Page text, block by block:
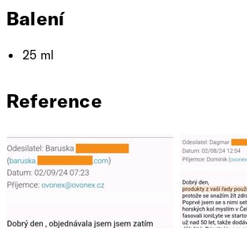
Balení
25 ml
Reference